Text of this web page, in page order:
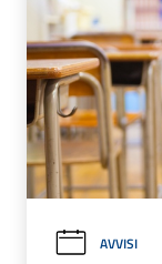
AVVISI